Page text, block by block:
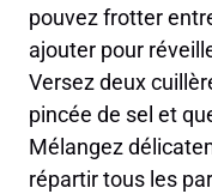
pouvez frotter
ajouter pour
Versez deux
pincée de sel et
Mélangez
répartir tous les